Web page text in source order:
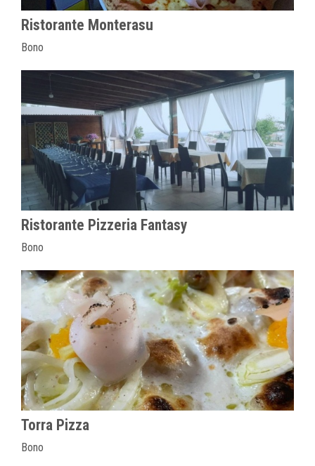
Ristorante Monterasu
Bono
Ristorante Pizzeria Fantasy
Bono
Torra Pizza
Bono